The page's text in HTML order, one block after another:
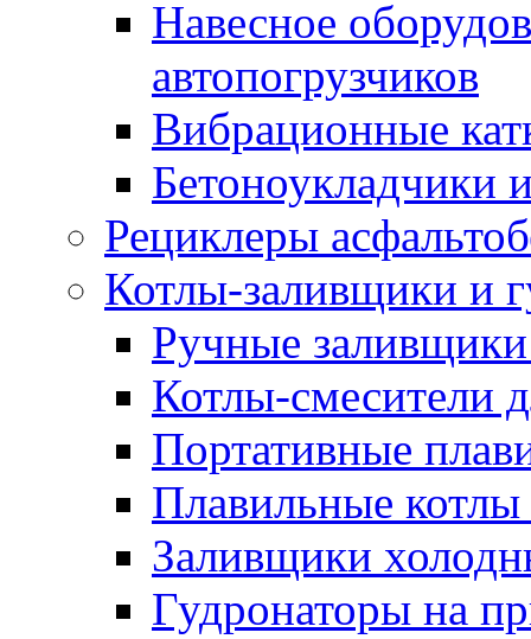
Навесное
автопогрузчиков
Вибрационные
Бетоноукладчики
Рециклеры
Котлы-заливщики и
Ручные заливщики
Котлы-смесители
Портативные
Плавильные
Заливщики
Гудронаторы на